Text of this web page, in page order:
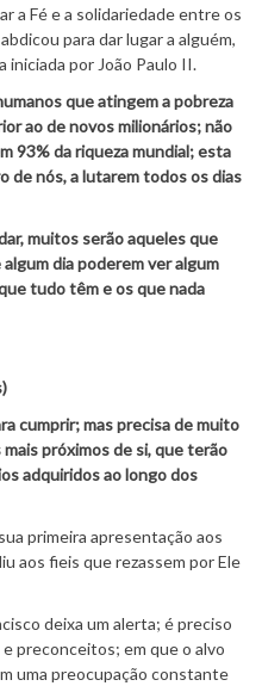
a Fé e a solidariedade entre os
para dar lugar a alguém,
iniciada por João Paulo II.
que atingem a pobreza
ao de novos milionários; não
93% da riqueza mundial; esta
de nós, a lutarem todos os dias
muitos serão aqueles que
dia poderem ver algum
tudo têm e os que nada
cumprir; mas precisa de muito
próximos de si, que terão
adquiridos ao longo dos
primeira apresentação aos
aos fieis que rezassem por Ele
deixa um alerta; é preciso
preconceitos; em que o alvo
uma preocupação constante